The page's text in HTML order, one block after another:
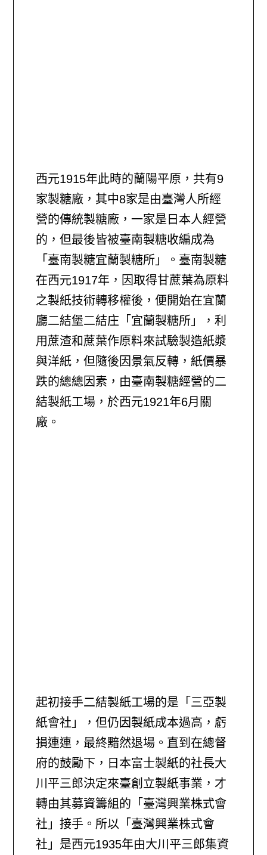
西元1915年此時的蘭陽平原，共有9
家製糖廠，其中8家是由臺灣人所經
營的傳統製糖廠，一家是日本人經營
的，但最後皆被臺南製糖收編成為
「臺南製糖宜蘭製糖所」。臺南製糖
在西元1917年，因取得甘蔗葉為原料
之製紙技術轉移權後，便開始在宜蘭
廳二結堡二結庄「宜蘭製糖所」，利
用蔗渣和蔗葉作原料來試驗製造紙漿
與洋紙，但隨後因景氣反轉，紙價暴
跌的總總因素，由臺南製糖經營的二
結製紙工場，於西元1921年6月關
廠。
起初接手二結製紙工場的是「三亞製
紙會社」，但仍因製紙成本過高，虧
損連連，最終黯然退場。直到在總督
府的鼓勵下，日本富士製紙的社長大
川平三郎決定來臺創立製紙事業，才
轉由其募資籌組的「臺灣興業株式會
社」接手。所以「臺灣興業株式會
社」是西元1935年由大川平三郎集資